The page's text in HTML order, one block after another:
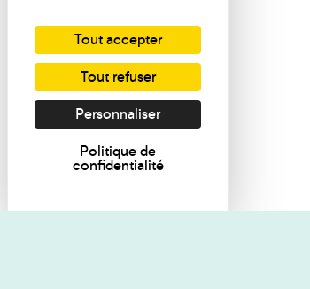
Tout accepter
Tout refuser
Personnaliser
Politique de
confidentialité